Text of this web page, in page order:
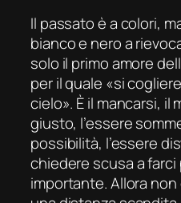
Il passato è a colori,
bianco e nero a
solo il primo amore
per il quale «si
cielo». È il mancarsi, il
giusto, l’essere
possibilità, l’essere
chiedere scusa a
importante. Allora